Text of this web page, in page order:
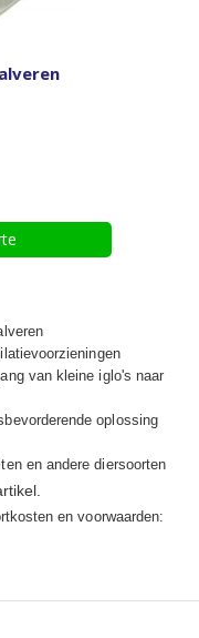
van kleine iglo's naar
oplossing
en andere diersoorten
en voorwaarden: